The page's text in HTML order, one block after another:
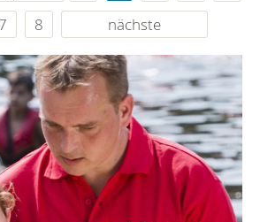
7 8 nächste